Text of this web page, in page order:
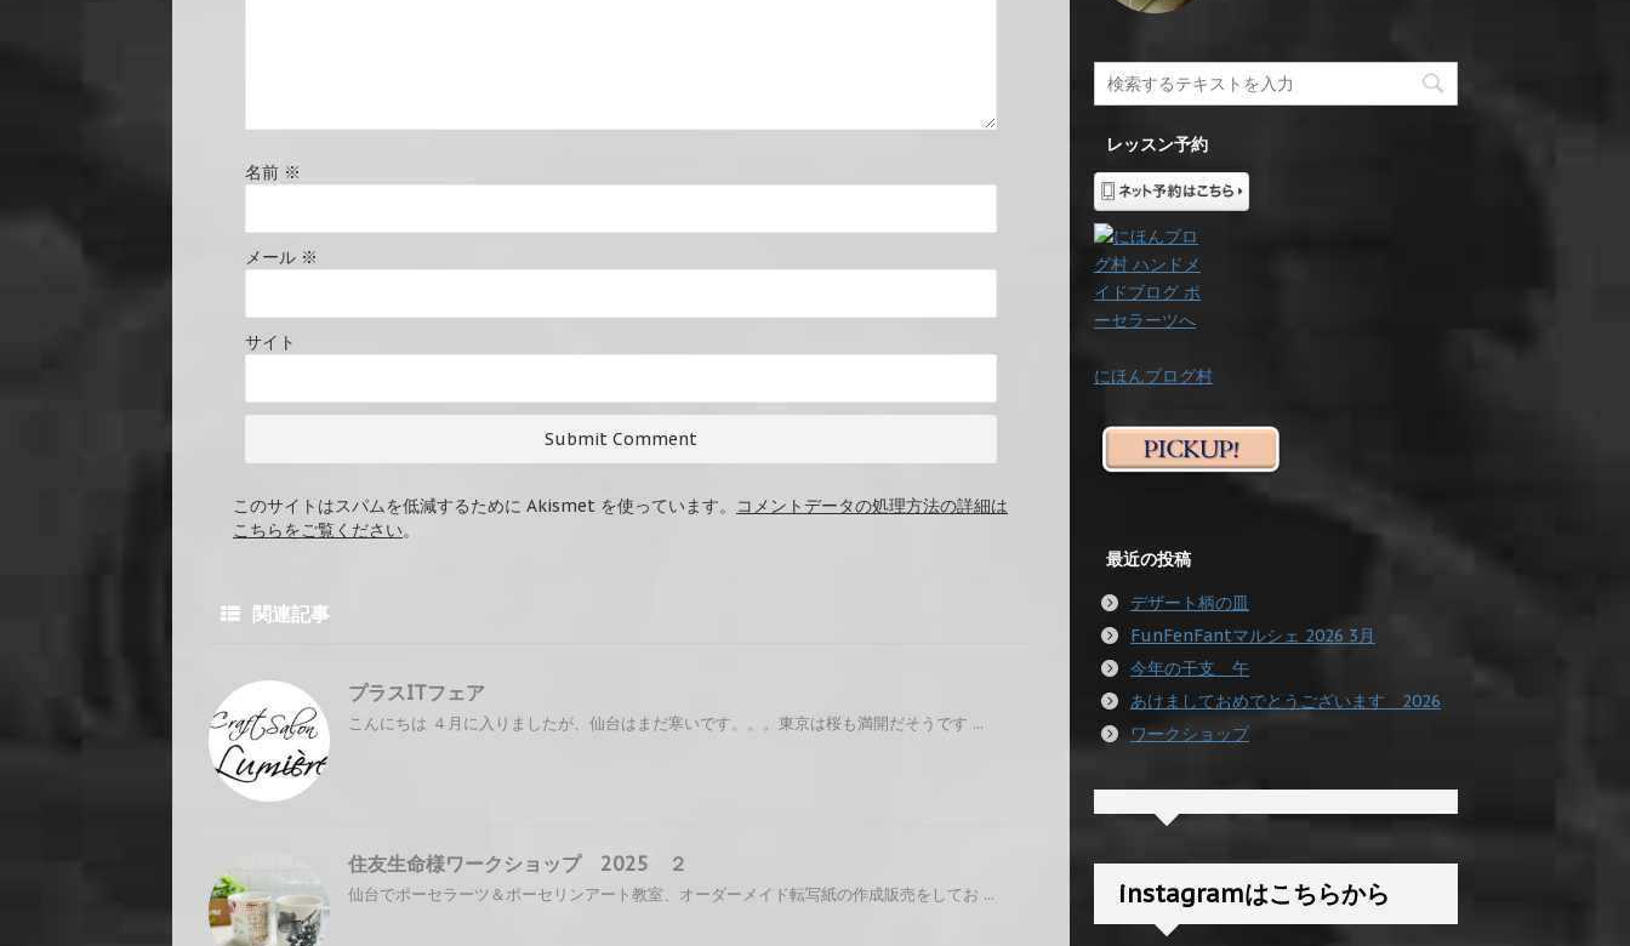
名前 ※
メール ※
サイト
このサイトはスパムを低減するために Akismet を使っています。
コメントデータの処理方法の詳細は
こちらをご覧ください。
関連記事
プラスITフェア
こんにちは ４月に入りましたが、仙台はまだ寒いです。。。東京は桜も満開だそうです ...
住友生命様ワークショップ 2025 ２
仙台でポーセラーツ＆ポーセリンアート教室、オーダーメイド転写紙の作成販売をしてお ...
レッスン予約
にほんブログ村
最近の投稿
デザート柄の皿
FunFenFantマルシェ 2026 3月
今年の干支 午
あけましておめでとうございます 2026
ワークショップ
instagramはこちらから